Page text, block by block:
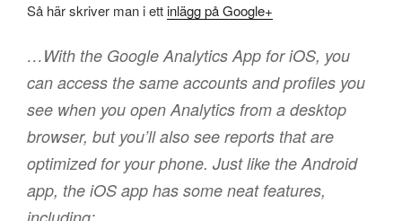
Så här skriver man i ettinlägg på Google+
…With the Google Analytics App for iOS, you
can access the same accounts and profiles you
see when you open Analytics from a desktop
browser, but you’ll also see reports that are
optimized for your phone. Just like the Android
app, the iOS app has some neat features,